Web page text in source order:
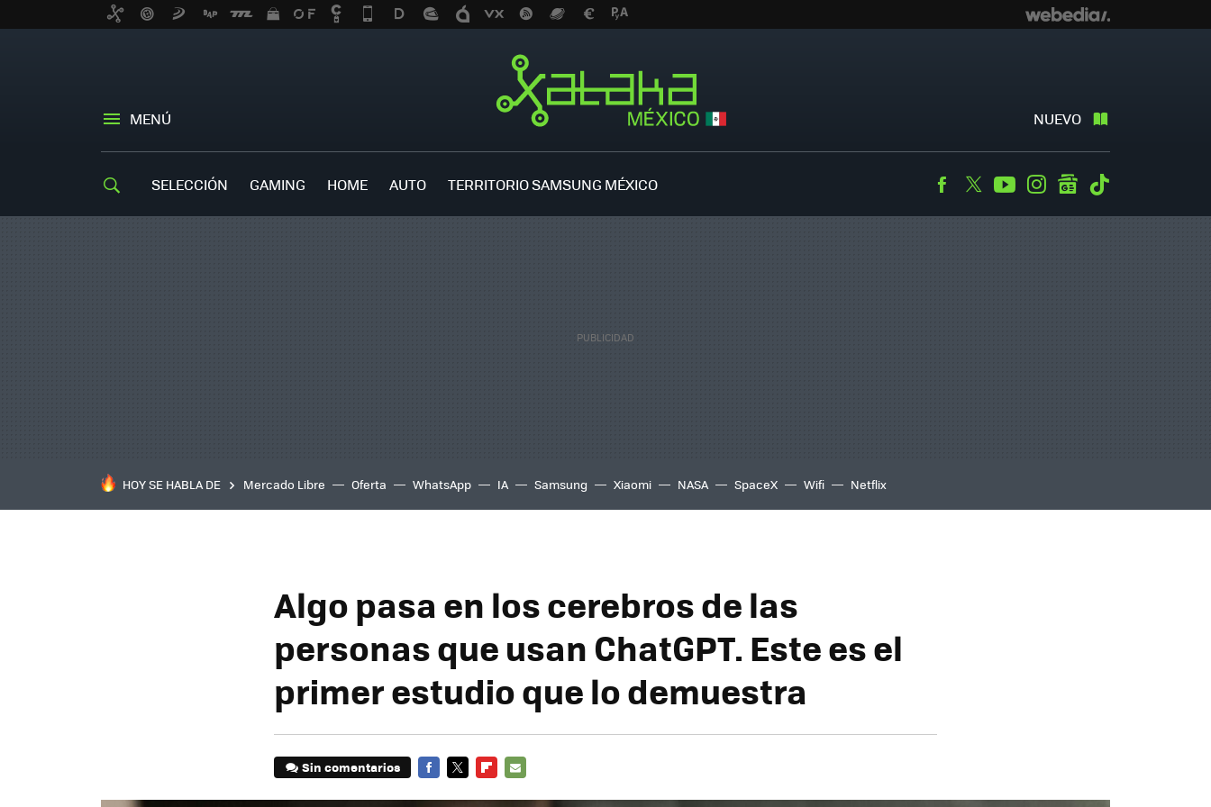
MENÚ NUEVO
SELECCIÓN GAMING HOME AUTO TERRITORIO SAMSUNG MÉXICO Facebook
TwitterYoutubeInstagramgooglenews
HOY SE HABLA DE Mercado Libre Oferta WhatsApp IA Samsung Xiaomi NASA SpaceX Wifi Netflix
Algo pasa en los cerebros de las
personas que usan ChatGPT. Este es el
primer estudio que lo demuestra
Sin comentarios